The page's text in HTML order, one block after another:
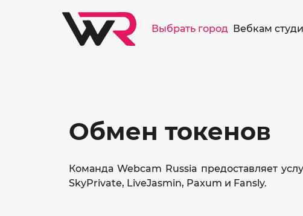
Выбрать город Вебкам
Обмен токенов
Команда Webcam Russia предоставляет
SkyPrivate, LiveJasmin, Paxum и Fansly.